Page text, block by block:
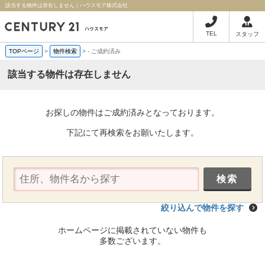
該当する物件は存在しません｜ハウスモア株式会社
TEL スタッフ
TOPページ > 物件検索 >- ご成約済み
該当する物件は存在しません
お探しの物件はご成約済みとなっております。
下記にて再検索をお願いたします。
絞り込んで物件を探す
ホームページに掲載されていない物件も
多数ございます。